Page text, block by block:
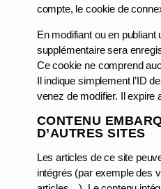
compte, le cookie de
En modifiant ou en
supplémentaire sera
Ce cookie ne comprend
Il indique simplement l’ID
venez de modifier. Il expire
CONTENU
D’AUTRES SITES
Les articles de ce site
intégrés (par exemple des